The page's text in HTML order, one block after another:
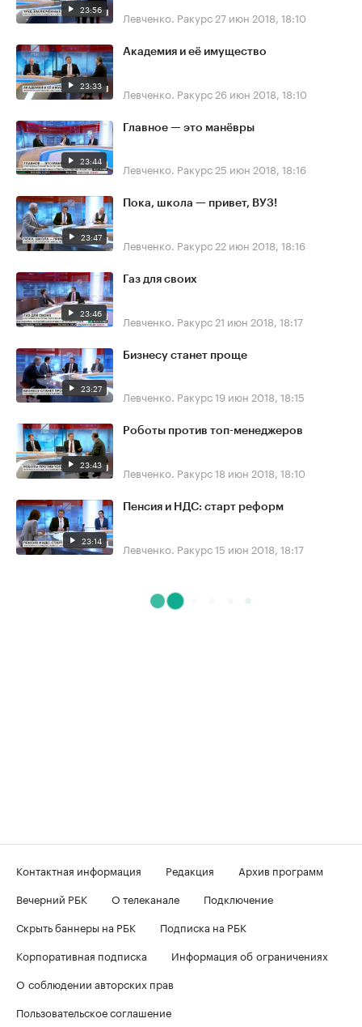
23:56 Левченко. Ракурс 27 июн 2018, 18:10
23:33
Академия и её имущество
Левченко. Ракурс 26 июн 2018, 18:10
23:44
Главное — это манёвры
Левченко. Ракурс 25 июн 2018, 18:16
23:47
Пока, школа — привет, ВУЗ!
Левченко. Ракурс 22 июн 2018, 18:16
23:46
Газ для своих
Левченко. Ракурс 21 июн 2018, 18:17
23:27
Бизнесу станет проще
Левченко. Ракурс19 июн 2018, 18:15
23:43
Роботы против топ-менеджеров
Левченко. Ракурс18 июн 2018, 18:10
23:14
Пенсия и НДС: старт реформ
Левченко. Ракурс15 июн 2018, 18:17
Контактная информация Редакция
Архив программ
Вечерний РБК
О телеканале
Подключение
Скрыть баннеры на РБК
Подписка на РБК
Корпоративная подписка
Информация об ограничениях
О соблюдении авторских прав
Пользовательское соглашение